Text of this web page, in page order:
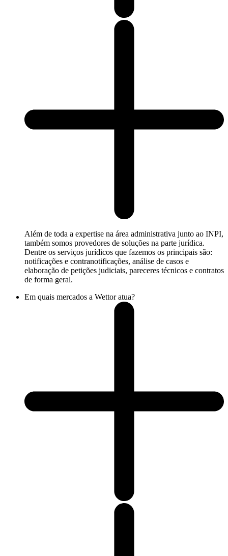
Além de toda a expertise na área administrativa junto ao INPI,
também somos provedores de soluções na parte jurídica.
Dentre os serviços jurídicos que fazemos os principais são:
notificações e contranotificações, análise de casos e
elaboração de petições judiciais, pareceres técnicos e contratos
de forma geral.
Em quais mercados a Wettor atua?